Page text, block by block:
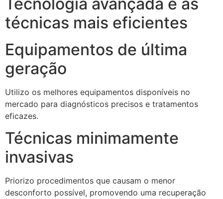
técnicas mais eficientes
Equipamentos de última
geração
Utilizo os melhores equipamentos disponíveis no
mercado para diagnósticos precisos e tratamentos
eficazes.
Técnicas minimamente
invasivas
Priorizo procedimentos que causam o menor
desconforto possível, promovendo uma recuperação